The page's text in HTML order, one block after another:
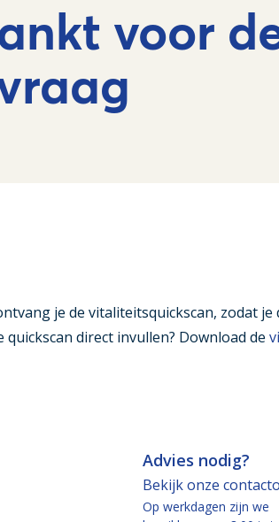
voor
je de vitaliteitsquickscan, zodat je
quickscan direct invullen? Download de
Advies nodig?
Bekijk onze
Op werkdagen zijn we